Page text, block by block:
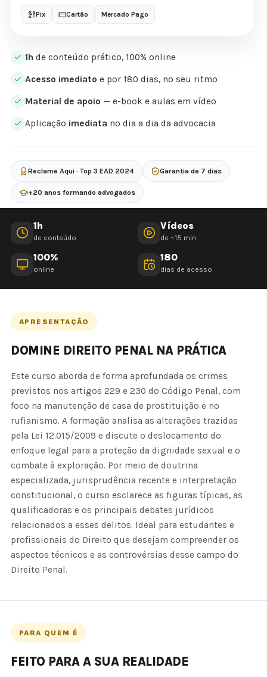
1h de conteúdo prático, 100% online
Acesso imediato e por 180 dias, no seu ritmo
Material de apoio — e-book e aulas em vídeo
Aplicação imediata no dia a dia da advocacia
Reclame Aqui · Top 3 EAD 2024 Garantia de 7 dias
+20 anos formando advogados
Pix Cartão Mercado Pago
1h
de conteúdo
Vídeos
de ~15 min
100%
online
180
dias de acesso
APRESENTAÇÃO
DOMINE DIREITO PENAL NA PRÁTICA
Este curso aborda de forma aprofundada os crimes
previstos nos artigos 229 e 230 do Código Penal, com
foco na manutenção de casa de prostituição e no
rufianismo. A formação analisa as alterações trazidas
pela Lei 12.015/2009 e discute o deslocamento do
enfoque legal para a proteção da dignidade sexual e o
combate à exploração. Por meio de doutrina
especializada, jurisprudência recente e interpretação
constitucional, o curso esclarece as figuras típicas, as
qualificadoras e os principais debates jurídicos
relacionados a esses delitos. Ideal para estudantes e
profissionais do Direito que desejam compreender os
aspectos técnicos e as controvérsias desse campo do
Direito Penal.
PARA QUEM É
FEITO PARA A SUA REALIDADE